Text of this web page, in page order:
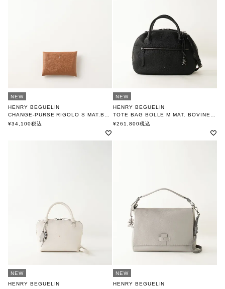
NEW
HENRY BEGUELIN
CHANGE-PURSE RIGOLO S MAT.BOVINE MUFONE /CUOIO
小銭入れ MULTI OMINO
¥34,100税込
NEW
HENRY BEGUELIN
TOTE BAG BOLLE M MAT. BOVINE PALMATO MUFLONE/ NERO
エンリー ベグリン
¥261,800税込
NEW
HENRY BEGUELIN
NEW
HENRY BEGUELIN